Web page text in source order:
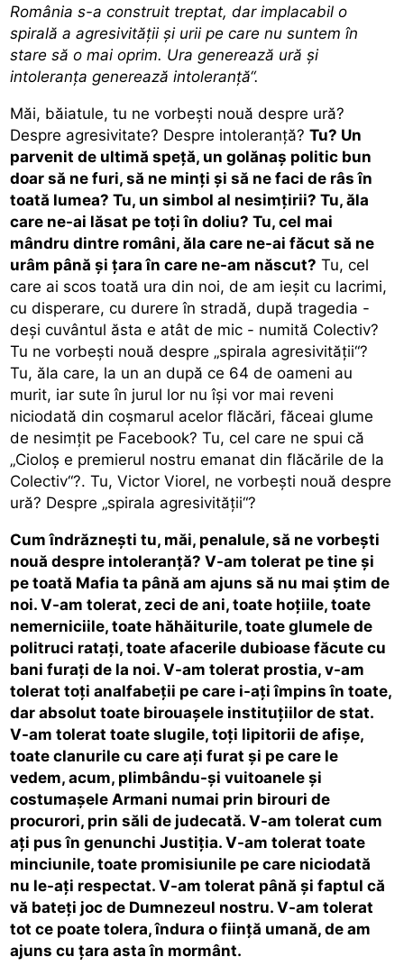
România s-a construit treptat, dar implacabil o
spirală a agresivităţii şi urii pe care nu suntem în
stare să o mai oprim. Ura generează ură şi
intoleranţa generează intoleranţă“.
Măi, băiatule, tu ne vorbeşti nouă despre ură?
Despre agresivitate? Despre intoleranţă?Tu? Un
parvenit de ultimă speţă, un golănaş politic bun
doar să ne furi, să ne minţi şi să ne faci de râs în
toată lumea? Tu, un simbol al nesimţirii? Tu, ăla
care ne-ai lăsat pe toţi în doliu? Tu, cel mai
mândru dintre români, ăla care ne-ai făcut să ne
urâm până şi ţara în care ne-am născut? Tu, cel
care ai scos toată ura din noi, de am ieşit cu lacrimi,
cu disperare, cu durere în stradă, după tragedia -
deşi cuvântul ăsta e atât de mic - numită Colectiv?
Tu ne vorbeşti nouă despre „spirala agresivităţii“?
Tu, ăla care, la un an după ce 64 de oameni au
murit, iar sute în jurul lor nu îşi vor mai reveni
niciodată din coşmarul acelor flăcări, făceai glume
de nesimţit pe Facebook? Tu, cel care ne spui că
„Cioloş e premierul nostru emanat din flăcările de la
Colectiv“?. Tu, Victor Viorel, ne vorbeşti nouă despre
ură? Despre „spirala agresivităţii“?
Cum îndrăzneşti tu, măi, penalule, să ne vorbeşti
nouă despre intoleranţă? V-am tolerat pe tine şi
pe toată Mafia ta până am ajuns să nu mai ştim de
noi. V-am tolerat, zeci de ani, toate hoţiile, toate
nemerniciile, toate hăhăiturile, toate glumele de
politruci rataţi, toate afacerile dubioase făcute cu
bani furaţi de la noi. V-am tolerat prostia, v-am
tolerat toţi analfabeţii pe care i-aţi împins în toate,
dar absolut toate birouaşele instituţiilor de stat.
V-am tolerat toate slugile, toţi lipitorii de afişe,
toate clanurile cu care aţi furat şi pe care le
vedem, acum, plimbându-şi vuitoanele şi
costumaşele Armani numai prin birouri de
procurori, prin săli de judecată. V-am tolerat cum
aţi pus în genunchi Justiţia. V-am tolerat toate
minciunile, toate promisiunile pe care niciodată
nu le-aţi respectat. V-am tolerat până şi faptul că
vă bateţi joc de Dumnezeul nostru. V-am tolerat
tot ce poate tolera, îndura o fiinţă umană, de am
ajuns cu ţara asta în mormânt.